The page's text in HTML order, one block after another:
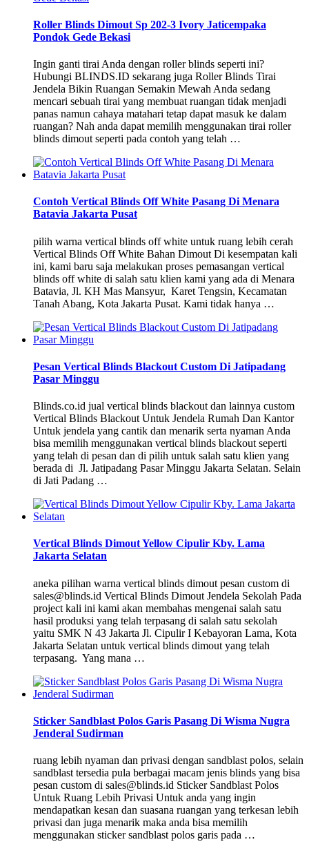
Roller Blinds Dimout Sp 202-3 Ivory Jaticempaka
Pondok Gede Bekasi
Ingin ganti tirai Anda dengan roller blinds seperti ini?
Hubungi BLINDS.ID sekarang juga Roller Blinds Tirai
Jendela Bikin Ruangan Semakin Mewah Anda sedang
mencari sebuah tirai yang membuat ruangan tidak menjadi
panas namun cahaya matahari tetap dapat masuk ke dalam
ruangan? Nah anda dapat memilih menggunakan tirai roller
blinds dimout seperti pada contoh yang telah …
Contoh Vertical Blinds Off White Pasang Di Menara
Batavia Jakarta Pusat
pilih warna vertical blinds off white untuk ruang lebih cerah
Vertical Blinds Off White Bahan Dimout Di kesempatan kali
ini, kami baru saja melakukan proses pemasangan vertical
blinds off white di salah satu klien kami yang ada di Menara
Batavia, Jl. KH Mas Mansyur, Karet Tengsin, Kecamatan
Tanah Abang, Kota Jakarta Pusat. Kami tidak hanya …
Pesan Vertical Blinds Blackout Custom Di Jatipadang
Pasar Minggu
Blinds.co.id jual vertical blinds blackout dan lainnya custom
Vertical Blinds Blackout Untuk Jendela Rumah Dan Kantor
Untuk jendela yang cantik dan menarik serta nyaman Anda
bisa memilih menggunakan vertical blinds blackout seperti
yang telah di pesan dan di pilih untuk salah satu klien yang
berada di Jl. Jatipadang Pasar Minggu Jakarta Selatan. Selain
di Jati Padang …
Vertical Blinds Dimout Yellow Cipulir Kby. Lama
Jakarta Selatan
aneka pilihan warna vertical blinds dimout pesan custom di
sales@blinds.id Vertical Blinds Dimout Jendela Sekolah Pada
project kali ini kami akan membahas mengenai salah satu
hasil produksi yang telah terpasang di salah satu sekolah
yaitu SMK N 43 Jakarta Jl. Cipulir I Kebayoran Lama, Kota
Jakarta Selatan untuk vertical blinds dimout yang telah
terpasang. Yang mana …
Sticker Sandblast Polos Garis Pasang Di Wisma Nugra
Jenderal Sudirman
ruang lebih nyaman dan privasi dengan sandblast polos, selain
sandblast tersedia pula berbagai macam jenis blinds yang bisa
pesan custom di sales@blinds.id Sticker Sandblast Polos
Untuk Ruang Lebih Privasi Untuk anda yang ingin
mendapatkan kesan dan suasana ruangan yang terkesan lebih
privasi dan juga menarik maka anda bisa memilih
menggunakan sticker sandblast polos garis pada …